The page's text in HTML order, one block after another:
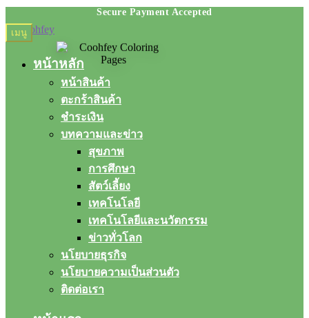
Skip
to
Skip
to
เมนู
หน้าหลัก
หน้าสินค้า
ตะกร้าสินค้า
ชำระเงิน
บทความและข่าว
สุขภาพ
การศึกษา
สัตว์เลี้ยง
เทคโนโลยี
เทคโนโลยีและนวัตกรรม
ข่าวทั่วโลก
นโยบายธุรกิจ
นโยบายความเป็นส่วนตัว
ติดต่อเรา